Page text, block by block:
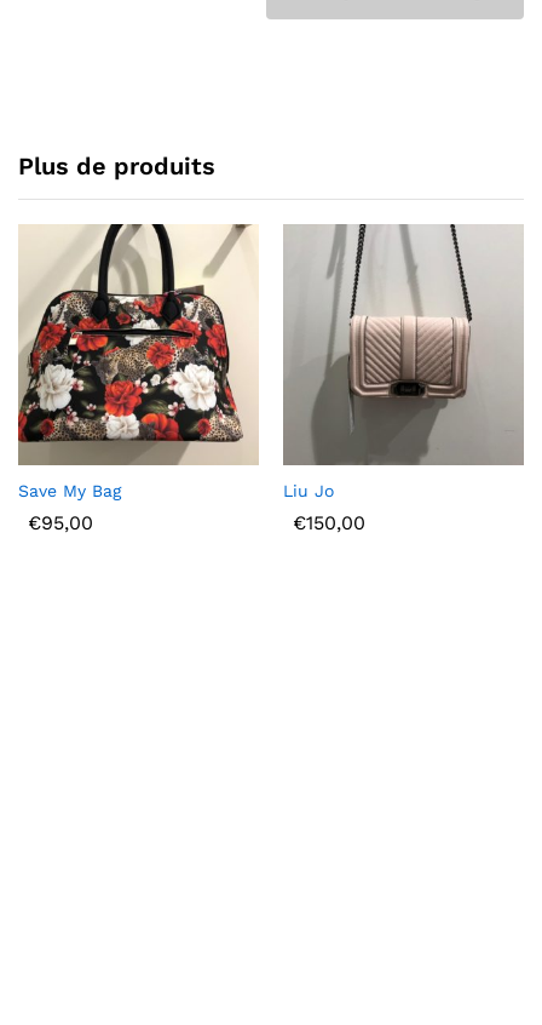
Plus de produits
Save My Bag
€95,00
Liu Jo
€150,00